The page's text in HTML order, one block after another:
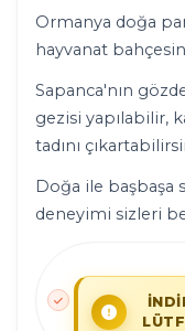
Ormanya doğa
hayvanat
Sapanca'nın
gezisi yapılabilir,
tadını
Doğa ile başbaşa
deneyimi sizleri